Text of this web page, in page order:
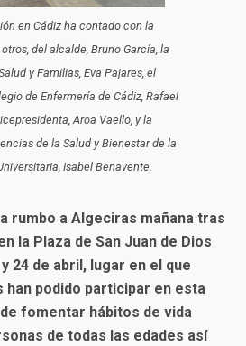
en Cádiz ha contado con la
del alcalde, Bruno García, la
y Familias, Eva Pajares, el
de Enfermería de Cádiz, Rafael
Aroa Vaello, y la
de la Salud y Bienestar de la
Isabel Benavente.
rumbo a Algeciras mañana tras
la Plaza de San Juan de Dios
24 de abril, lugar en el que
han podido participar en esta
fomentar hábitos de vida
de todas las edades así